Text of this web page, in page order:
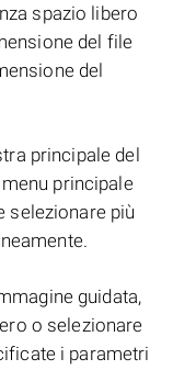
spazio libero
del file
del
principale del
principale
selezionare più
guidata,
o selezionare
i parametri